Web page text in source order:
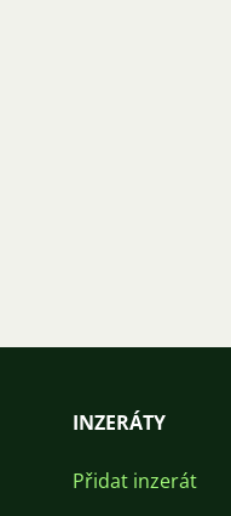
INZERÁTY
Přidat inzerát